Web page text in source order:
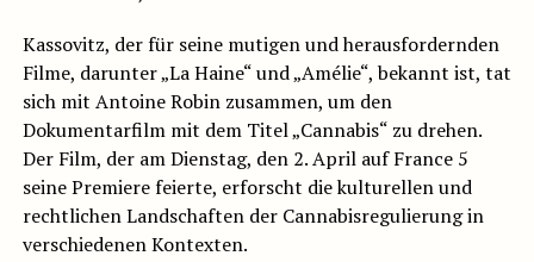
Kassovitz, der für seine mutigen und herausfordernden
Filme, darunter „La Haine“ und „Amélie“, bekannt ist, tat
sich mit Antoine Robin zusammen, um den
Dokumentarfilm mit dem Titel „Cannabis“ zu drehen.
Der Film, der am Dienstag, den 2. April auf France 5
seine Premiere feierte, erforscht die kulturellen und
rechtlichen Landschaften der Cannabisregulierung in
verschiedenen Kontexten.